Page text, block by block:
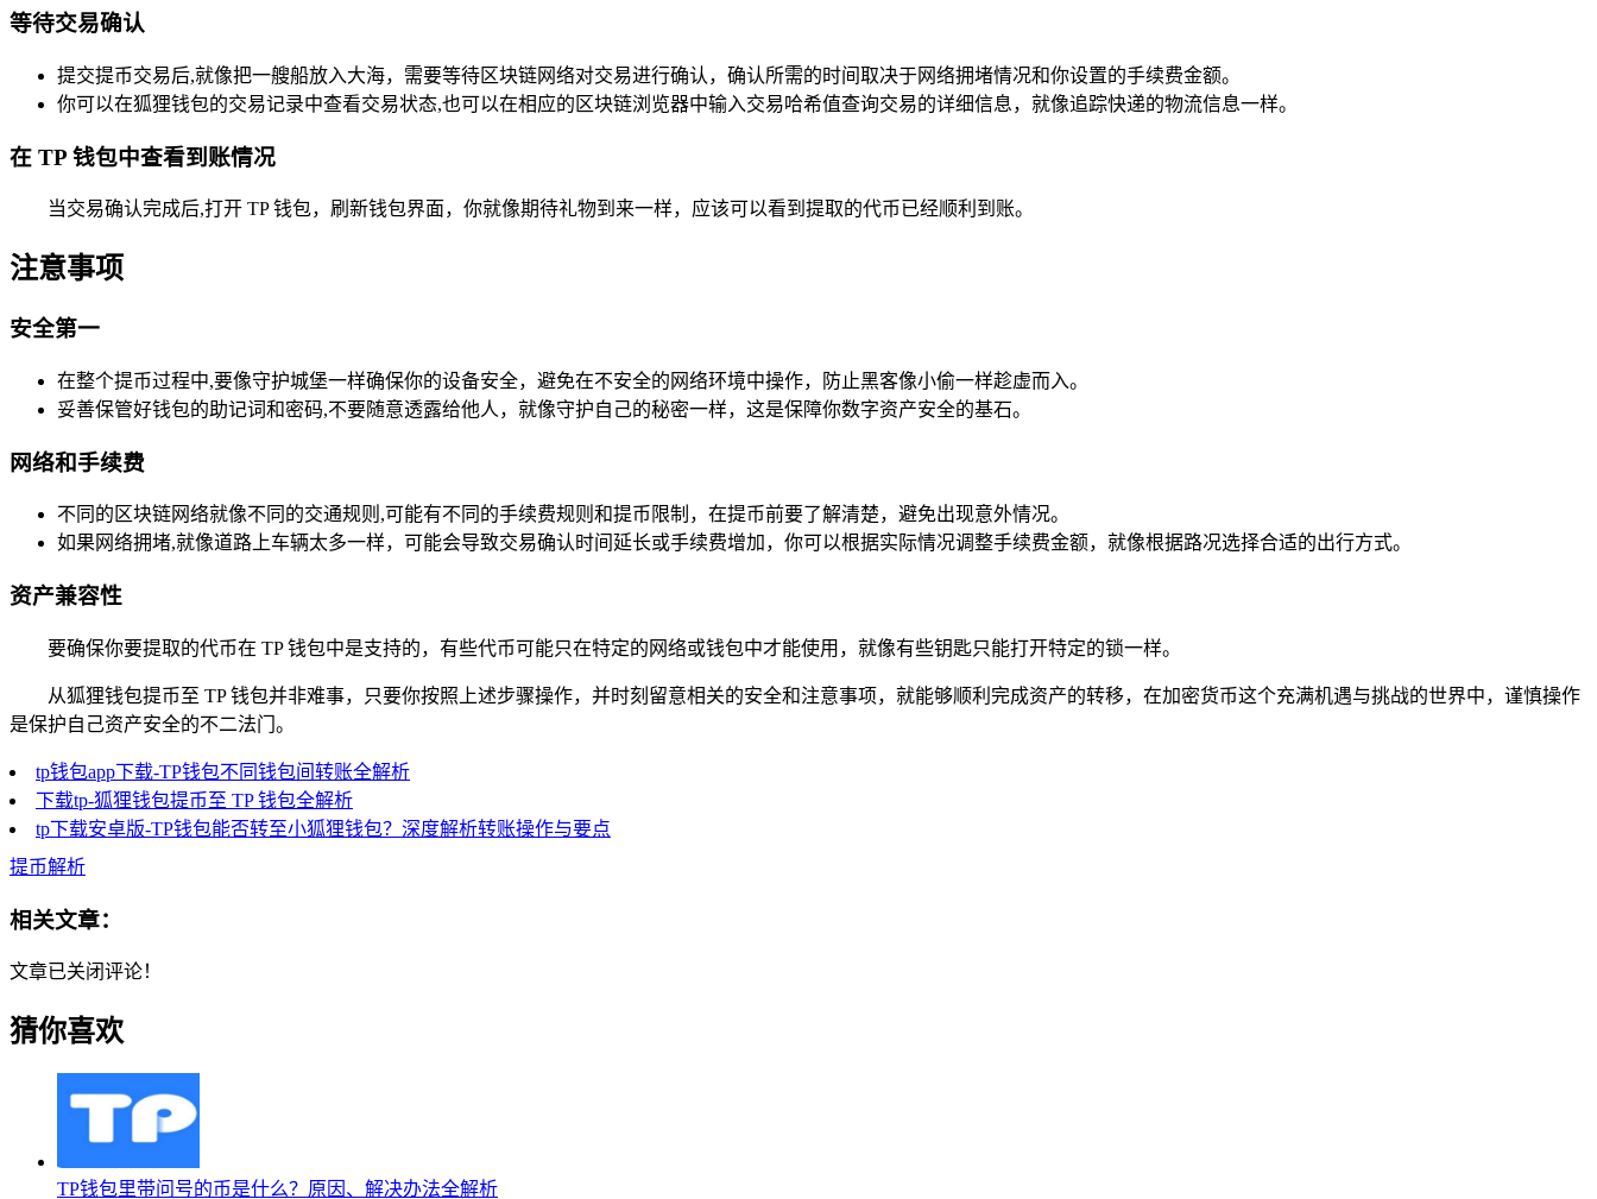
等待交易确认
提交提币交易后,就像把一艘船放入大海，需要等待区块链网络对交易进行确认，确认所需的时间取决于网络拥堵情况和你设置的手续费金额。
你可以在狐狸钱包的交易记录中查看交易状态,也可以在相应的区块链浏览器中输入交易哈希值查询交易的详细信息，就像追踪快递的物流信息一样。
在 TP 钱包中查看到账情况
当交易确认完成后,打开 TP 钱包，刷新钱包界面，你就像期待礼物到来一样，应该可以看到提取的代币已经顺利到账。
注意事项
安全第一
在整个提币过程中,要像守护城堡一样确保你的设备安全，避免在不安全的网络环境中操作，防止黑客像小偷一样趁虚而入。
妥善保管好钱包的助记词和密码,不要随意透露给他人，就像守护自己的秘密一样，这是保障你数字资产安全的基石。
网络和手续费
不同的区块链网络就像不同的交通规则,可能有不同的手续费规则和提币限制，在提币前要了解清楚，避免出现意外情况。
如果网络拥堵,就像道路上车辆太多一样，可能会导致交易确认时间延长或手续费增加，你可以根据实际情况调整手续费金额，就像根据路况选择合适的出行方式。
资产兼容性
要确保你要提取的代币在 TP 钱包中是支持的，有些代币可能只在特定的网络或钱包中才能使用，就像有些钥匙只能打开特定的锁一样。
从狐狸钱包提币至 TP 钱包并非难事，只要你按照上述步骤操作，并时刻留意相关的安全和注意事项，就能够顺利完成资产的转移，在加密货币这个充满机遇与挑战的世界中，谨慎操作
是保护自己资产安全的不二法门。
tp钱包app下载-TP钱包不同钱包间转账全解析
下载tp-狐狸钱包提币至 TP 钱包全解析
tp下载安卓版-TP钱包能否转至小狐狸钱包？深度解析转账操作与要点
提币解析
相关文章：
文章已关闭评论！
猜你喜欢
TP钱包里带问号的币是什么？原因、解决办法全解析